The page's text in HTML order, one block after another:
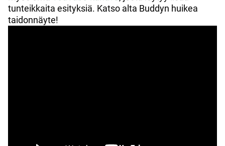
tunteikkaita esityksiä. Katso alta Buddyn huikea
taidonnäyte!